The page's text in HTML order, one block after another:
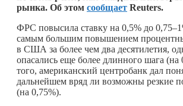
рынка. Об этом сообщает Reuters.
ФРС повысила ставку на 0,5% до
самым большим повышением
в США за более чем два десятилетия,
опасались еще более длинного шага
того, американский центробанк дал
дальнейшем вряд ли возможны резкие
(на 0,75%).